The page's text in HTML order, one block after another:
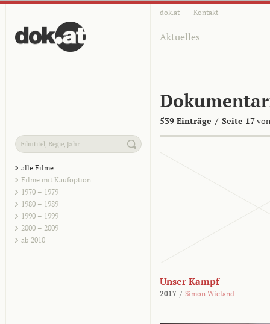
dok.at Kontakt
Aktuelles
539 Einträge / Seite 17
alle Filme
Filme mit Kaufoption
1970 – 1979
1980 – 1989
1990 – 1999
2000 – 2009
ab 2010
Unser Kampf
2017 / Simon Wieland